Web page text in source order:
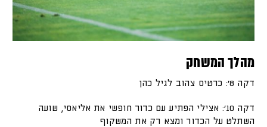
מהלך המשחק
דקה 8׳: כרטיס צהוב לגיל כהן
דקה 10׳: אצילי הפתיע עם כדור חופשי את אליאסי, שועה
השתלט על הכדור ומצא רק את המשקוף